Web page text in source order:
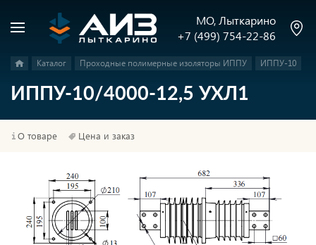
МО, Лыткарино
+7 (499) 754-22-86
Каталог Проходные полимерные изоляторы ИППУ ИППУ-10
ИППУ-10/4000-12,5 УХЛ1
О товаре Цена и заказ